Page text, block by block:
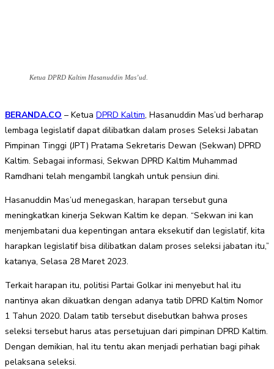
Ketua DPRD Kaltim Hasanuddin Mas’ud.
BERANDA.CO – Ketua DPRD Kaltim, Hasanuddin Mas’ud berharap
lembaga legislatif dapat dilibatkan dalam proses Seleksi Jabatan
Pimpinan Tinggi (JPT) Pratama Sekretaris Dewan (Sekwan) DPRD
Kaltim. Sebagai informasi, Sekwan DPRD Kaltim Muhammad
Ramdhani telah mengambil langkah untuk pensiun dini.
Hasanuddin Mas’ud menegaskan, harapan tersebut guna
meningkatkan kinerja Sekwan Kaltim ke depan. “Sekwan ini kan
menjembatani dua kepentingan antara eksekutif dan legislatif, kita
harapkan legislatif bisa dilibatkan dalam proses seleksi jabatan itu,”
katanya, Selasa 28 Maret 2023.
Terkait harapan itu, politisi Partai Golkar ini menyebut hal itu
nantinya akan dikuatkan dengan adanya tatib DPRD Kaltim Nomor
1 Tahun 2020. Dalam tatib tersebut disebutkan bahwa proses
seleksi tersebut harus atas persetujuan dari pimpinan DPRD Kaltim.
Dengan demikian, hal itu tentu akan menjadi perhatian bagi pihak
pelaksana seleksi.